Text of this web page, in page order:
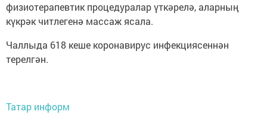
физиотерапевтик процедуралар үткәрелә, аларның
күкрәк читлегенә массаж ясала.
Чаллыда 618 кеше коронавирус инфекциясеннән
терелгән.
Татар информ